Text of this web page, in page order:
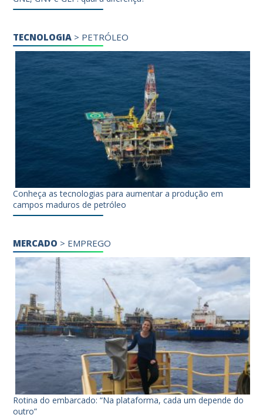
TECNOLOGIA > PETRÓLEO
Conheça as tecnologias para aumentar a produção em
campos maduros de petróleo
MERCADO > EMPREGO
Rotina do embarcado: “Na plataforma, cada um depende do
outro”